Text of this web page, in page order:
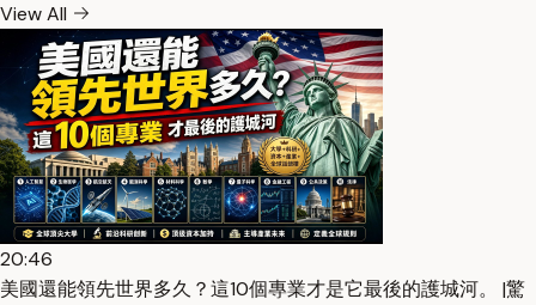
View All
20:46
美國還能領先世界多久？這10個專業才是它最後的護城河。 |驚